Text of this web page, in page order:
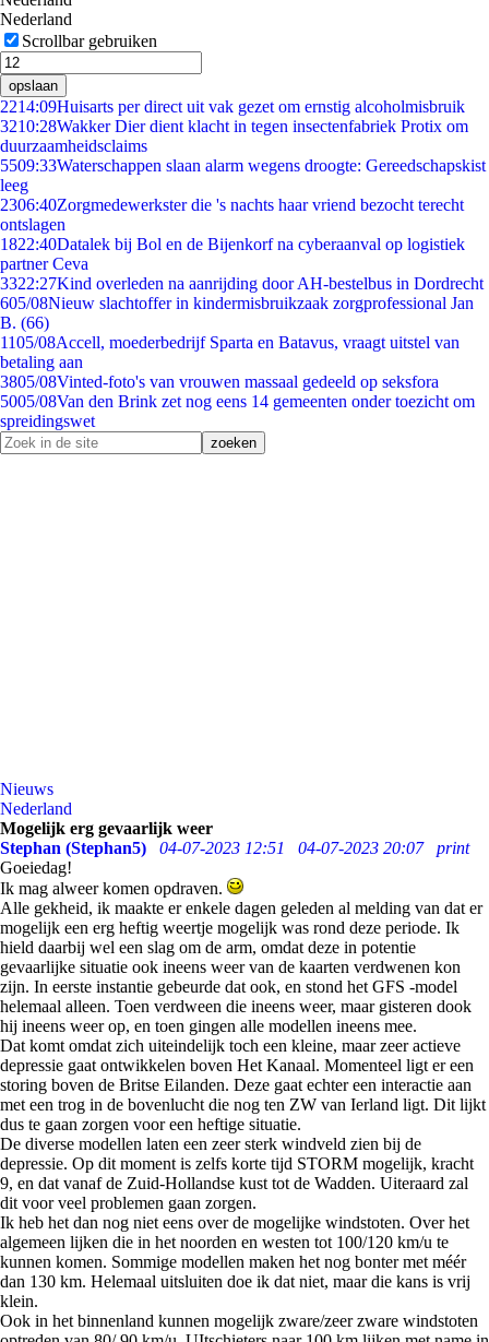
Nederland
Scrollbar gebruiken
opslaan
2214:09Huisarts per direct uit vak gezet om ernstig alcoholmisbruik
3210:28Wakker Dier dient klacht in tegen insectenfabriek Protix om
duurzaamheidsclaims
5509:33Waterschappen slaan alarm wegens droogte: Gereedschapskist
leeg
2306:40Zorgmedewerkster die 's nachts haar vriend bezocht terecht
ontslagen
1822:40Datalek bij Bol en de Bijenkorf na cyberaanval op logistiek
partner Ceva
3322:27Kind overleden na aanrijding door AH-bestelbus in Dordrecht
605/08Nieuw slachtoffer in kindermisbruikzaak zorgprofessional Jan
B. (66)
1105/08Accell, moederbedrijf Sparta en Batavus, vraagt uitstel van
betaling aan
3805/08Vinted-foto's van vrouwen massaal gedeeld op seksfora
5005/08Van den Brink zet nog eens 14 gemeenten onder toezicht om
spreidingswet
Nieuws
Nederland
Mogelijk erg gevaarlijk weer
Stephan (Stephan5)
04-07-2023 12:51 04-07-2023 20:07
print
Goeiedag!
Ik mag alweer komen opdraven.
Alle gekheid, ik maakte er enkele dagen geleden al melding van dat er
mogelijk een erg heftig weertje mogelijk was rond deze periode. Ik
hield daarbij wel een slag om de arm, omdat deze in potentie
gevaarlijke situatie ook ineens weer van de kaarten verdwenen kon
zijn. In eerste instantie gebeurde dat ook, en stond het GFS -model
helemaal alleen. Toen verdween die ineens weer, maar gisteren dook
hij ineens weer op, en toen gingen alle modellen ineens mee.
Dat komt omdat zich uiteindelijk toch een kleine, maar zeer actieve
depressie gaat ontwikkelen boven Het Kanaal. Momenteel ligt er een
storing boven de Britse Eilanden. Deze gaat echter een interactie aan
met een trog in de bovenlucht die nog ten ZW van Ierland ligt. Dit lijkt
dus te gaan zorgen voor een heftige situatie.
De diverse modellen laten een zeer sterk windveld zien bij de
depressie. Op dit moment is zelfs korte tijd STORM mogelijk, kracht
9, en dat vanaf de Zuid-Hollandse kust tot de Wadden. Uiteraard zal
dit voor veel problemen gaan zorgen.
Ik heb het dan nog niet eens over de mogelijke windstoten. Over het
algemeen lijken die in het noorden en westen tot 100/120 km/u te
kunnen komen. Sommige modellen maken het nog bonter met méér
dan 130 km. Helemaal uitsluiten doe ik dat niet, maar die kans is vrij
klein.
Ook in het binnenland kunnen mogelijk zware/zeer zware windstoten